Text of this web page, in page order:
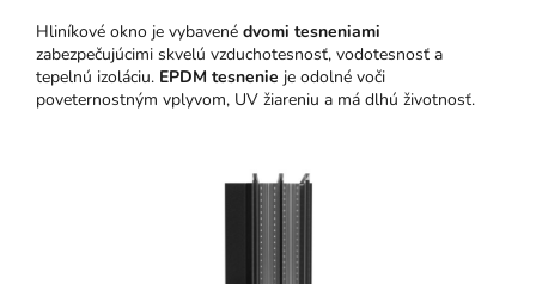
Hliníkové okno je vybavené dvomi tesneniami
zabezpečujúcimi skvelú vzduchotesnosť, vodotesnosť a
tepelnú izoláciu. EPDM tesnenie je odolné voči
poveternostným vplyvom, UV žiareniu a má dlhú životnosť.